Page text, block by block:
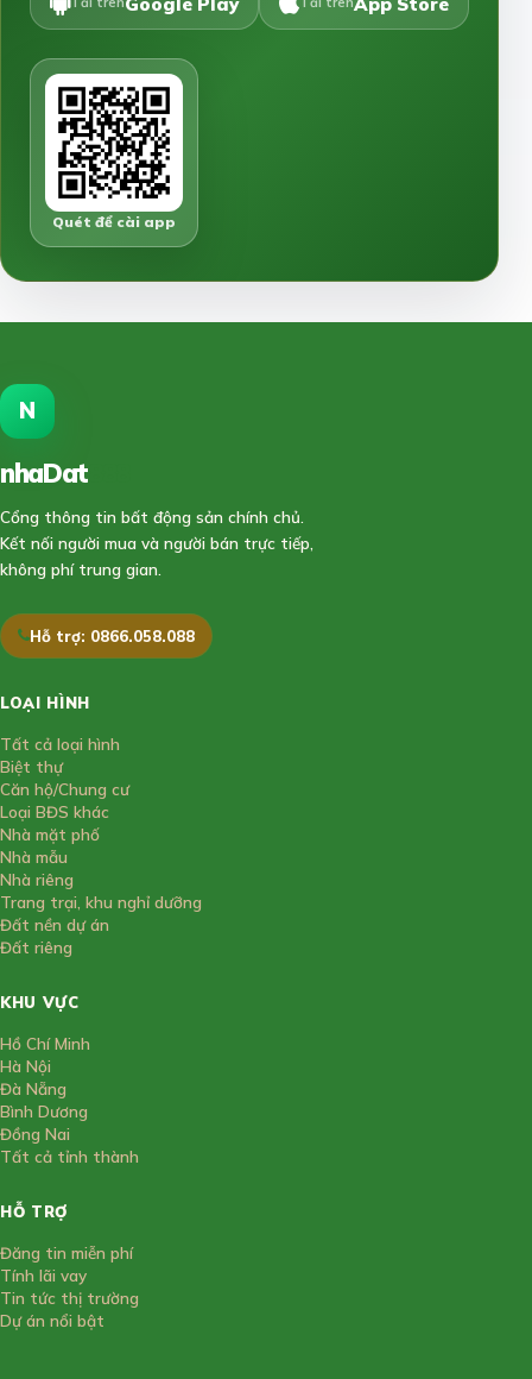
Quét để cài app
N
nhaDat
Cổng thông tin bất động sản chính chủ.
Kết nối người mua và người bán trực tiếp,
không phí trung gian.
Hỗ trợ: 0866.058.088
LOẠI HÌNH
Tất cả loại hình
Biệt thự
Căn hộ/Chung cư
Loại BĐS khác
Nhà mặt phố
Nhà mẫu
Nhà riêng
Trang trại, khu nghỉ dưỡng
Đất nền dự án
Đất riêng
KHU VỰC
Hồ Chí Minh
Hà Nội
Đà Nẵng
Bình Dương
Đồng Nai
Tất cả tỉnh thành
HỖ TRỢ
Đăng tin miễn phí
Tính lãi vay
Tin tức thị trường
Dự án nổi bật